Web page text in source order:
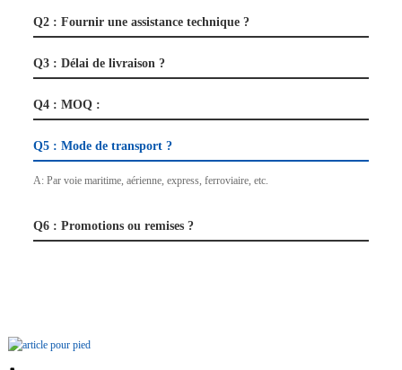
Q2 : Fournir une assistance technique ?
Q3 : Délai de livraison ?
Q4 : MOQ :
Q5 : Mode de transport ?
A: Par voie maritime, aérienne, express, ferroviaire, etc.
Q6 : Promotions ou remises ?